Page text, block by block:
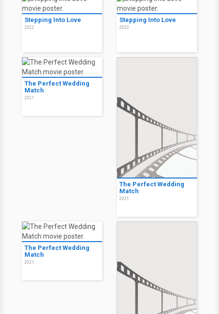
Stepping Into Love
2022
Stepping Into Love
2022
The Perfect Wedding
Match
2021
The Perfect Wedding
Match
2021
The Perfect Wedding
Match
2021